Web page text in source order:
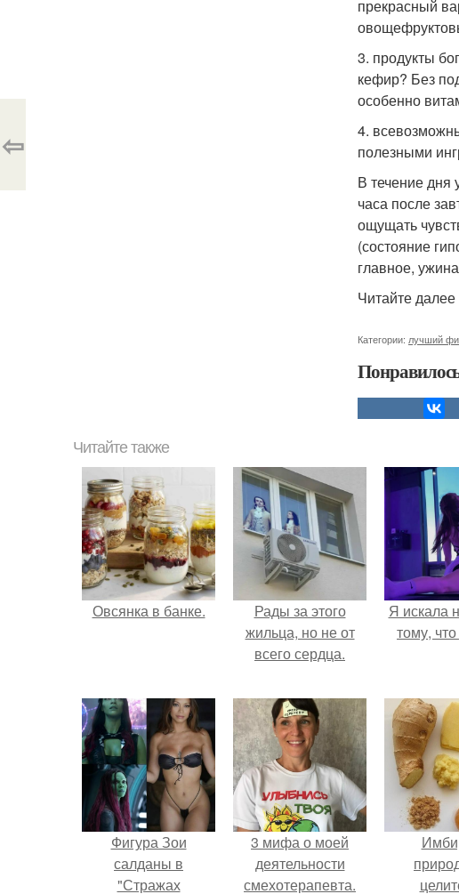
прекрасный
3. продукты
кефир? Без
особенно
4.
полезными
В течение дня
часа после
ощущать
(состояние
главное,
Читайте
Категории: лучший
⇦
Читайте также
Овсянка в банке.
Рады за этого
жильца, но не от
всего сердца.
Я искала
тому,
Фигура Зои
салданы в
"Стражах
3 мифа о моей
деятельности
смехотерапевта.